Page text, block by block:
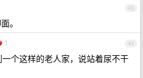
43
。
44
1
个这样的老人家，说站着尿不干